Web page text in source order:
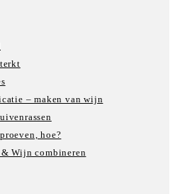
– maken van wijn
hoe?
Wijn combineren